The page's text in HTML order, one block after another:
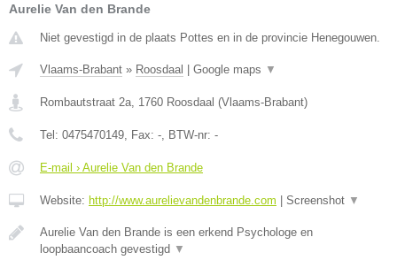
Aurelie Van den Brande
Niet gevestigd in de plaats Pottes en in de provincie Henegouwen.
Vlaams-Brabant » Roosdaal | Google maps ▼
Rombautstraat 2a 1760 Roosdaal (Vlaams-Brabant)
Tel: 0475470149 , Fax: - , BTW-nr: -
E-mail › Aurelie Van den Brande
Website: http://www.aurelievandenbrande.com | Screenshot ▼
Aurelie Van den Brande is een erkend Psychologe en
loopbaancoach gevestigd ▼